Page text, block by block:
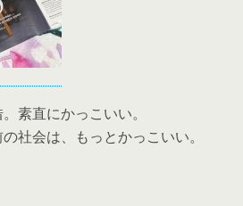
素直にかっこいい。
社会は、もっとかっこいい。